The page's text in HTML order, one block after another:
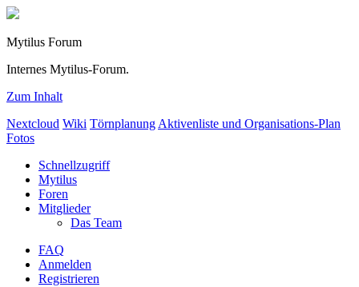
Mytilus Forum
Internes Mytilus-Forum.
Zum Inhalt
Nextcloud Wiki Törnplanung Aktivenliste und Organisations-Plan
Fotos
Schnellzugriff
Mytilus
Foren
Mitglieder
Das Team
FAQ
Anmelden
Registrieren